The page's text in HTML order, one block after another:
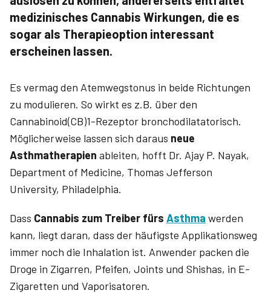
medizinisches Cannabis Wirkungen, die es
sogar als Therapieoption interessant
erscheinen lassen.
Es vermag den Atemwegstonus in beide Richtungen
zu modulieren. So wirkt es z.B. über den
Cannabinoid(CB)1-Rezeptor bronchodilatatorisch.
Möglicherweise lassen sich daraus neue
Asthmatherapien ableiten, hofft Dr. Ajay P. Nayak,
Department of Medicine, Thomas Jefferson
University, Philadelphia.
Dass Cannabis zum Treiber fürs Asthma werden
kann, liegt daran, dass der häufigste Applikationsweg
immer noch die Inhalation ist. Anwender packen die
Droge in Zigarren, Pfeifen, Joints und Shishas, in E-
Zigaretten und Vaporisatoren.